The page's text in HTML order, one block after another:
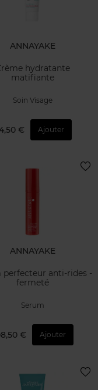
ANNAYAKE
hydratante
matifiante
Soin Visage
€ Ajouter
ANNAYAKE
anti-rides -
fermeté
Serum
€ Ajouter